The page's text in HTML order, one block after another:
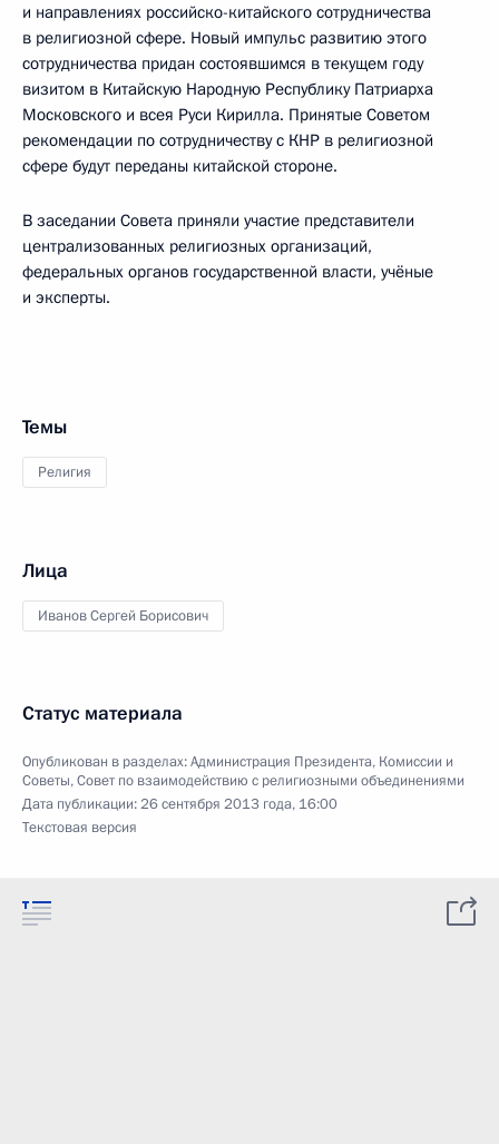
и направлениях российско-китайского сотрудничества
в религиозной сфере. Новый импульс развитию этого
сотрудничества придан состоявшимся в текущем году
визитом в Китайскую Народную Республику Патриарха
Московского и всея Руси Кирилла. Принятые Советом
рекомендации по сотрудничеству с КНР в религиозной
сфере будут переданы китайской стороне.
В заседании Совета приняли участие представители
централизованных религиозных организаций,
федеральных органов государственной власти, учёные
и эксперты.
Темы
Религия
Лица
Иванов Сергей Борисович
Статус материала
Опубликован в разделах:Администрация Президента, Комиссии и
Советы,Совет по взаимодействию с религиозными объединениями
Дата публикации:26 сентября 2013 года, 16:00
Текстовая версия